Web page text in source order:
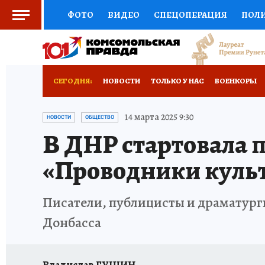
ФОТО ВИДЕО СПЕЦОПЕРАЦИЯ
СОЦПОДДЕРЖКА НАУКА СПОРТ
ГИД ПОТРЕБИТЕЛЯ
СЕГОДНЯ: НОВОСТИ ТОЛЬКО У НАС ВОЕНКОРЫ
НОВОРОССИЯ АФИША
НОВОСТИ ОБЩЕСТВО 14 марта 2025 9:30
В ДНР стартовала
«Проводники
Писатели, публицисты и
Донбасса